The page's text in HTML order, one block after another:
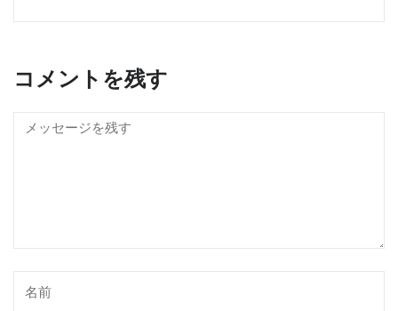
コメントを残す